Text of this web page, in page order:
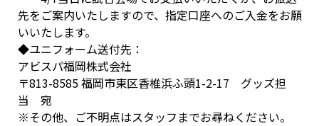
先をご案内いたしますので、指定口座へのご入金をお願
いいたします。
◆ユニフォーム送付先：
アビスパ福岡株式会社
〒813-8585 福岡市東区香椎浜ふ頭1-2-17 グッズ担
当 宛
※その他、ご不明点はスタッフまでお尋ねください。